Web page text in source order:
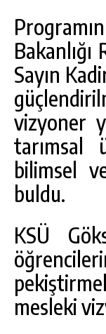
Sayın
vizyoner
tarımsal
bilimsel
buldu.
KSÜ
mesleki